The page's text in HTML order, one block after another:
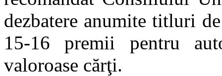
dezbatere anumite titluri
15-16 premii pentru
valoroase cărţi.